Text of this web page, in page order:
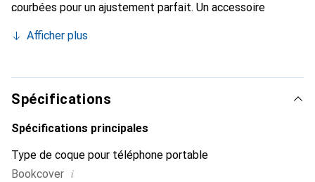
courbées pour un ajustement parfait. Un accessoire
marque Noreve est reconnue internationalement pour ses
choix pour le client exigeant.
Afficher plus
Spécifications
Spécifications principales
Type de coque pour téléphone portable
Bookcover i